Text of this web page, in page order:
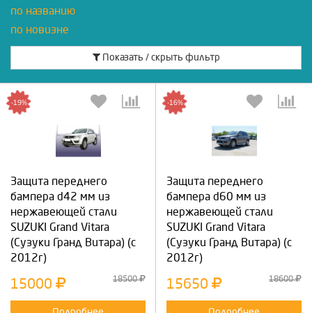
по названию
по новизне
Показать / скрыть фильтр
Защита переднего
бампера d42 мм из
нержавеющей стали
SUZUKI Grand Vitara
(Сузуки Гранд Витара) (с
2012г)
-19%
15000 18500
Защита переднего
бампера d60 мм из
нержавеющей стали
SUZUKI Grand Vitara
(Сузуки Гранд Витара) (с
2012г)
-16%
15650 18600